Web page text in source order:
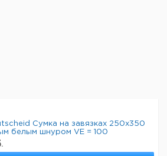
Сумка на завязках 250x350
белым шнуром VE = 100